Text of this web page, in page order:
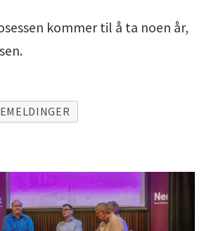
kommer til å ta noen år,